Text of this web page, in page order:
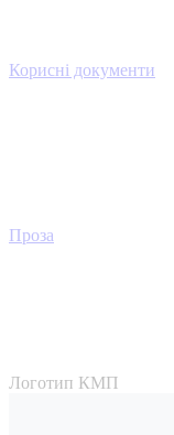
Корисні документи
Проза
Логотип КМП